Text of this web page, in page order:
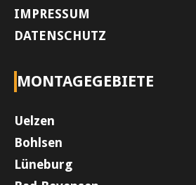
IMPRESSUM
DATENSCHUTZ
MONTAGEGEBIETE
Uelzen
Bohlsen
Lüneburg